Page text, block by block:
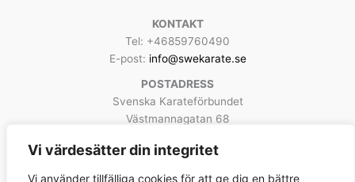
Vi värdesätter din integritet
Vi använder tillfälliga cookies för att ge dig en bättre
KONTAKT
Tel: +46859760490
E-post: info@swekarate.se
POSTADRESS
Svenska Karateförbundet
Västmannagatan 68
Instagram